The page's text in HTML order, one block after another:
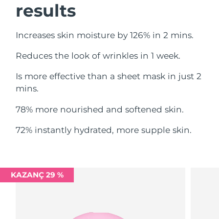
results
Increases skin moisture by 126% in 2 mins.
Reduces the look of wrinkles in 1 week.
Is more effective than a sheet mask in just 2
mins.
78% more nourished and softened skin.
72% instantly hydrated, more supple skin.
KAZANÇ 29 %
Filipinler
Polonya Tahmini teslim tarihi8/13/26
Portekiz Tahmini teslim tarihi
Porto Riko Tahmini teslim tarihi8/14/26
Reunion
Rusya
Tahmini teslim tarihi